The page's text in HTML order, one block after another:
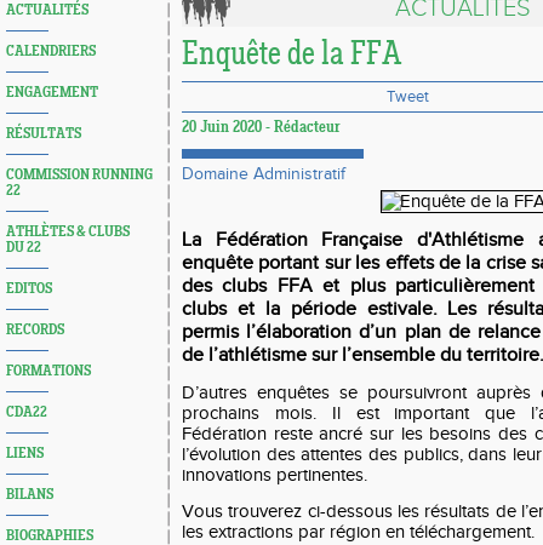
ACTUALITÉS
CALENDRIERS
ENGAGEMENT
RÉSULTATS
COMMISSION RUNNING
22
ATHLÈTES & CLUBS
DU 22
EDITOS
RECORDS
FORMATIONS
CDA22
LIENS
BILANS
BIOGRAPHIES
ACTUALITÉS
Enquête de la FFA
Tweet
20 Juin 2020 - Rédacteur
Domaine Administratif
La Fédération Française
enquête portant sur les effets de la crise
des clubs FFA et plus
clubs et la période estivale. Les
permis l’élaboration d’un plan de
de l’athlétisme sur l’ensemble du territoire.
D’autres enquêtes se poursuivront
prochains mois. Il est important que
Fédération reste ancré sur les besoins des
l’évolution des attentes des publics, dans
innovations pertinentes.
Vous trouverez ci-dessous les résultats de
les extractions par région en téléchargement.